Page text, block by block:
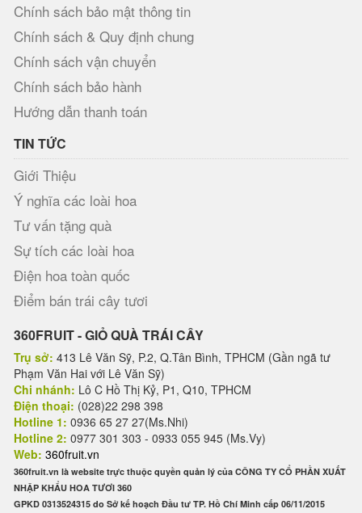
Chính sách bảo mật thông tin
Chính sách & Quy định chung
Chính sách vận chuyển
Chính sách bảo hành
Hướng dẫn thanh toán
TIN TỨC
Giới Thiệu
Ý nghĩa các loài hoa
Tư vấn tặng quà
Sự tích các loài hoa
Điện hoa toàn quốc
Điểm bán trái cây tươi
360FRUIT - GIỎ QUÀ TRÁI CÂY
Trụ sở: 413 Lê Văn Sỹ, P.2, Q.Tân Bình, TPHCM (Gần ngã tư
Phạm Văn Hai với Lê Văn Sỹ)
Chi nhánh: Lô C Hồ Thị Kỷ, P1, Q10, TPHCM
Điện thoại: (028)22 298 398
Hotline 1: 0936 65 27 27(Ms.Nhi)
Hotline 2: 0977 301 303 - 0933 055 945 (Ms.Vy)
Web: 360fruit.vn
360fruit.vn là website trực thuộc quyền quản lý của CÔNG TY CỔ PHẦN XUẤT
NHẬP KHẨU HOA TƯƠI 360
GPKD 0313524315 do Sở kế hoạch Đầu tư TP. Hồ Chí Minh cấp 06/11/2015